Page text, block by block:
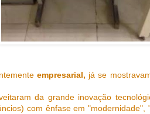
empresarial, já se
da grande inovação
com ênfase em "modernidade",